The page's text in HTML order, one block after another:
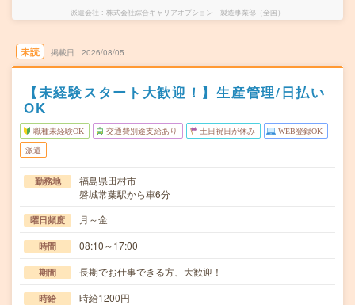
派遣会社 株式会社綜合キャリアオプション 製造事業部（全国）
未読 掲載日 2026/08/05
【未経験スタート大歓迎！】生産管理/日払い
OK
職種未経験OK 交通費別途支給あり 土日祝日が休み WEB登録OK
派遣
勤務地
福島県田村市
磐城常葉駅から車6分
曜日頻度 月～金
時間 08:10～17:00
期間 長期でお仕事できる方、大歓迎！
時給 時給1200円